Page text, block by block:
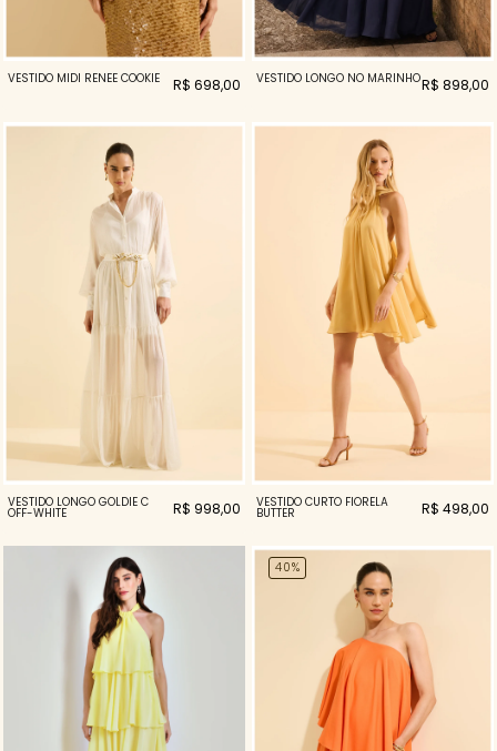
VESTIDO MIDI RENEE COOKIE R$ 698,00 VESTIDO LONGO NÓ MARINHOR$ 898,00
VESTIDO LONGO GOLDIE C
OFF-WHITE R$ 998,00 VESTIDO CURTO FIORELA
BUTTER R$ 498,00
40%